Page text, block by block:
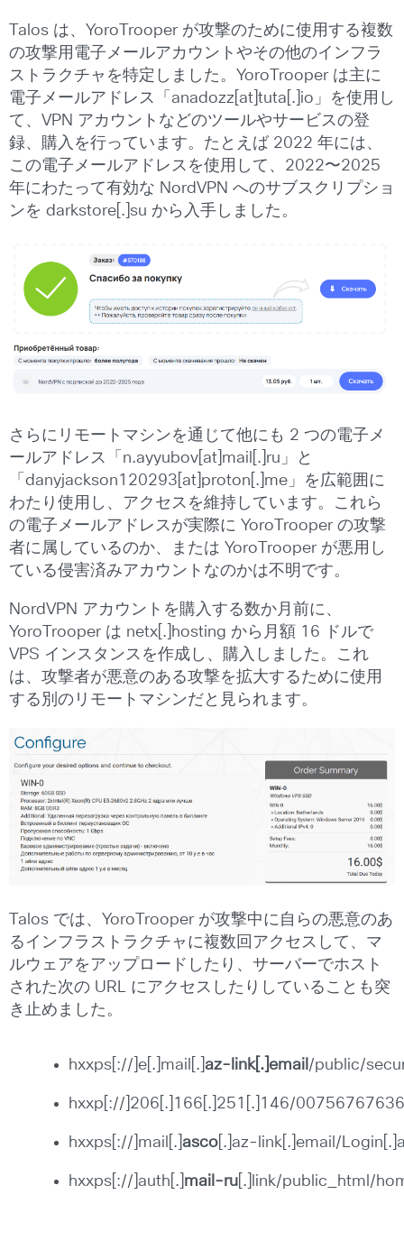
Talos は、YoroTrooper が攻撃のために使用する複数
の攻撃用電子メールアカウントやその他のインフラ
ストラクチャを特定しました。YoroTrooper は主に
電子メールアドレス「anadozz[at]tuta[.]io」を使用し
て、VPN アカウントなどのツールやサービスの登
録、購入を行っています。たとえば 2022 年には、
この電子メールアドレスを使用して、2022〜2025
年にわたって有効な NordVPN へのサブスクリプショ
ンを darkstore[.]su から入手しました。
さらにリモートマシンを通じて他にも 2 つの電子メ
ールアドレス「n.ayyubov[at]mail[.]ru」と
「danyjackson120293[at]proton[.]me」を広範囲に
わたり使用し、アクセスを維持しています。これら
の電子メールアドレスが実際に YoroTrooper の攻撃
者に属しているのか、または YoroTrooper が悪用し
ている侵害済みアカウントなのかは不明です。
NordVPN アカウントを購入する数か月前に、
YoroTrooper は netx[.]hosting から月額 16 ドルで
VPS インスタンスを作成し、購入しました。これ
は、攻撃者が悪意のある攻撃を拡大するために使用
する別のリモートマシンだと見られます。
Talos では、YoroTrooper が攻撃中に自らの悪意のあ
るインフラストラクチャに複数回アクセスして、マ
ルウェアをアップロードしたり、サーバーでホスト
された次の URL にアクセスしたりしていることも突
き止めました。
hxxps[://]e[.]mail[.] az-link[.]email /public/
hxxp[://]206[.]166[.]251[.]146/
hxxps[://]mail[.] asco [.]az-link[.]email/
hxxps[://]auth[.] mail-ru [.]link/public_html/